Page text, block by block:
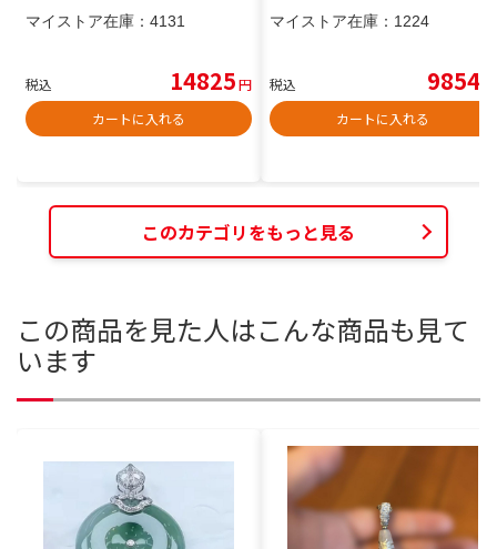
マイストア在庫： 4131
税込 14825円
カートに入れる
マイストア在庫： 1224
税込 9854
カートに入れる
このカテゴリをもっと見る
この商品を見た人はこんな商品も見て
います